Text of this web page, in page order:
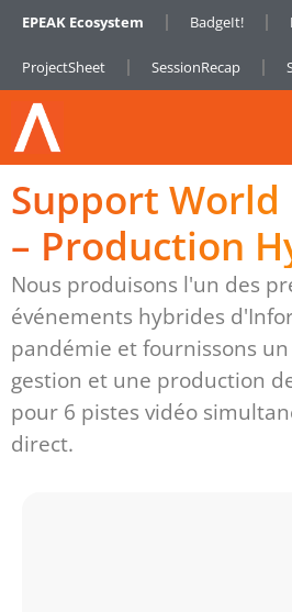
EPEAK Ecosystem BadgeIt!
ProjectSheet SessionRecap
Support World
– Production
Nous produisons l'un des
événements hybrides
pandémie et fournissons
gestion et une production
pour 6 pistes vidéo
direct.